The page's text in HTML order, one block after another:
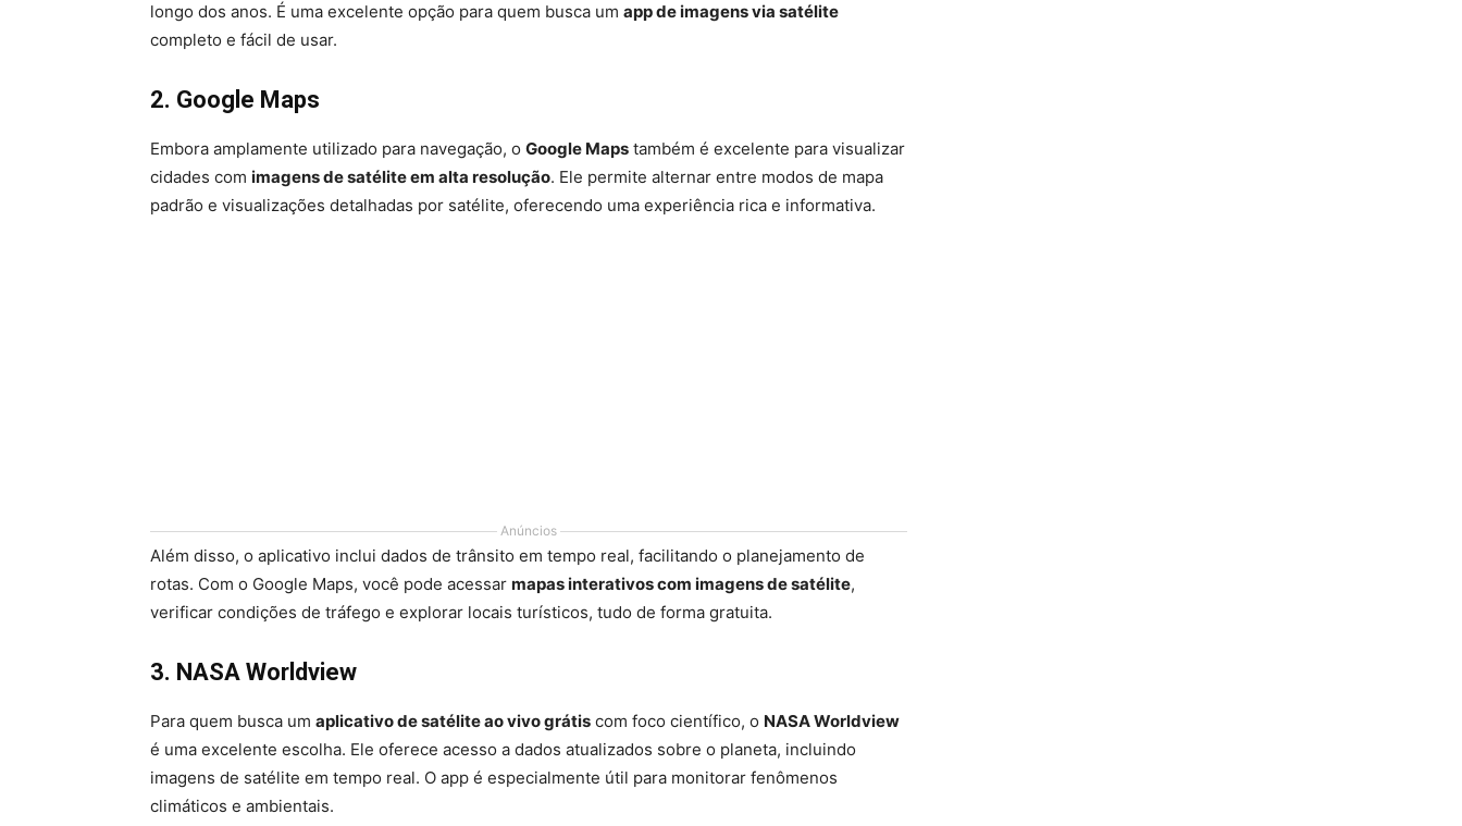
longo dos anos. É uma excelente opção para quem busca um app de imagens via satélite
completo e fácil de usar.
2. Google Maps
Embora amplamente utilizado para navegação, o Google Maps também é excelente para visualizar
cidades com imagens de satélite em alta resolução. Ele permite alternar entre modos de mapa
padrão e visualizações detalhadas por satélite, oferecendo uma experiência rica e informativa.
Anúncios
Além disso, o aplicativo inclui dados de trânsito em tempo real, facilitando o planejamento de
rotas. Com o Google Maps, você pode acessar mapas interativos com imagens de satélite,
verificar condições de tráfego e explorar locais turísticos, tudo de forma gratuita.
3. NASA Worldview
Para quem busca um aplicativo de satélite ao vivo grátis com foco científico, o NASA Worldview
é uma excelente escolha. Ele oferece acesso a dados atualizados sobre o planeta, incluindo
imagens de satélite em tempo real. O app é especialmente útil para monitorar fenômenos
climáticos e ambientais.